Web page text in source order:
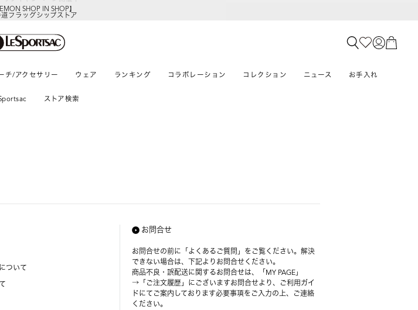
SHOP IN SHOP】
フラッグシップストア
チ/アクセサリー ウェア ランキング コラボレーション コレクション ニュース お手入れ
ストア検索
ついて
お問合せ
お問合せの前に「よくあるご質問」をご覧ください。解決
できない場合は、下記よりお問合せください。
商品不良・誤配送に関するお問合せは、「MY PAGE」
→「ご注文履歴」にございますお問合せより、ご利用ガイ
ドにてご案内しております必要事項をご入力の上、ご連絡
ください。